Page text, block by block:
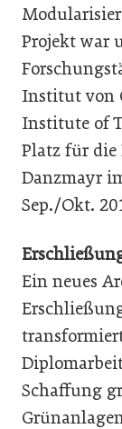
Projekt war
Institut von
Institute of
Platz für
Danzmayr
Sep./Okt.
Ein neues
Schaffung